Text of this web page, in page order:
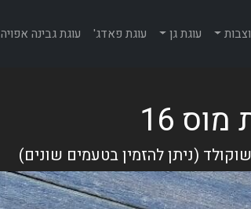
עוגת גן עוגת פאדג' עוגת גבינה אפויה
16
(ניתן להזמין בטעמים שונים)